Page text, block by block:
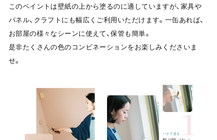
このペイントは壁紙の上から塗るのに適していますが、家具や
パネル、クラフトにも幅広くご利用いただけます。一缶あれば、
お部屋の様々なシーンに使えて、保管も簡単。
是非たくさんの色のコンビネーションをお楽しみくださいま
せ。